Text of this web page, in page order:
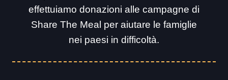
effettuiamo donazioni alle campagne di
Share The Meal per aiutare le famiglie
nei paesi in difficoltà.